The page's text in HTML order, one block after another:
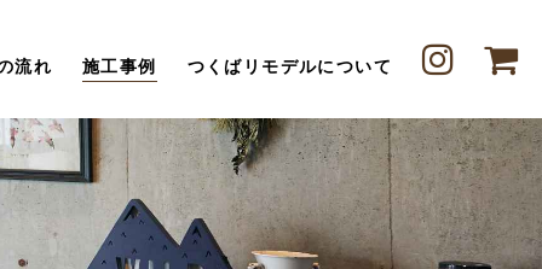
流れ 施工事例 つくばリモデルについて